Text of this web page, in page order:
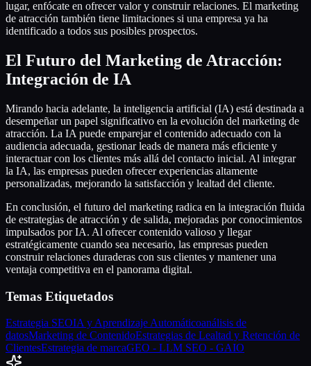
lugar, enfócate en ofrecer valor y construir relaciones. El marketing
de atracción también tiene limitaciones si una empresa ya ha
identificado a todos sus posibles prospectos.
El Futuro del Marketing de Atracción:
Integración de IA
Mirando hacia adelante, la inteligencia artificial (IA) está destinada a
desempeñar un papel significativo en la evolución del marketing de
atracción. La IA puede emparejar el contenido adecuado con la
audiencia adecuada, gestionar leads de manera más eficiente y
interactuar con los clientes más allá del contacto inicial. Al integrar
la IA, las empresas pueden ofrecer experiencias altamente
personalizadas, mejorando la satisfacción y lealtad del cliente.
En conclusión, el futuro del marketing radica en la integración fluida
de estrategias de atracción y de salida, mejoradas por conocimientos
impulsados por IA. Al ofrecer contenido valioso y llegar
estratégicamente cuando sea necesario, las empresas pueden
construir relaciones duraderas con sus clientes y mantener una
ventaja competitiva en el panorama digital.
Temas Etiquetados
Estrategia SEOIA y Aprendizaje Automáticoanálisis de
datosMarketing de ContenidoEstrategias de Lealtad y Retención de
ClientesEstrategia de marcaGEO - LLM SEO - GAIO